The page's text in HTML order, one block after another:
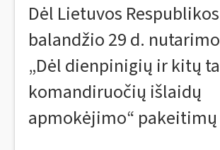
Dėl Lietuvos
balandžio 29 d.
„Dėl dienpinigių ir kitų
komandiruočių išlaidų
apmokėjimo“ pakeitimų